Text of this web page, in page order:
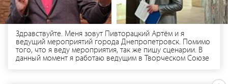
Здравствуйте. Меня зовут Пивторацкий Артём и я
ведущий мероприятий города Днепропетровск. Помимо
того, что я веду мероприятия, так же пишу сценарии. В
данный момент я работаю ведущим в Творческом Союзе